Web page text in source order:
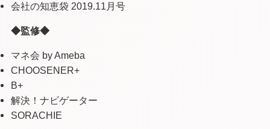
会社の知恵袋 2019.11月号
◆監修◆
マネ会 by Ameba
CHOOSENER+
B+
解決！ナビゲーター
SORACHIE